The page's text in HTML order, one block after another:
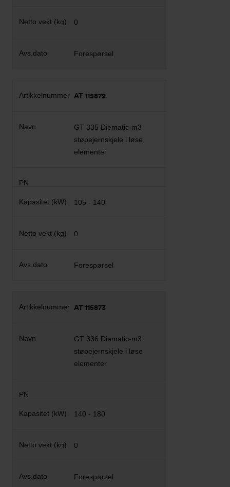
0
Forespørsel
AT 115872
GT 335 Diematic-m3
støpejernskjele i løse
elementer
105 - 140
0
Forespørsel
AT 115873
GT 336 Diematic-m3
støpejernskjele i løse
elementer
140 - 180
0
Forespørsel